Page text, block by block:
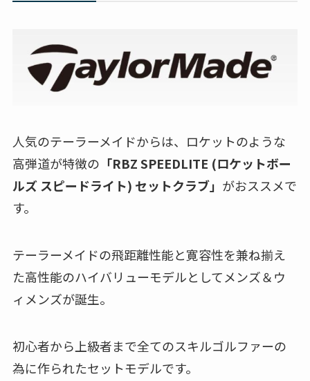
人気のテーラーメイドからは、ロケットのような
高弾道が特徴の 「RBZ SPEEDLITE (ロケットボー
ルズ スピードライト) セットクラブ」 がおススメで
す。
テーラーメイドの飛距離性能と寛容性を兼ね揃え
た高性能のハイバリューモデルとしてメンズ＆ウ
ィメンズが誕生。
初心者から上級者まで全てのスキルゴルファーの
為に作られたセットモデルです。